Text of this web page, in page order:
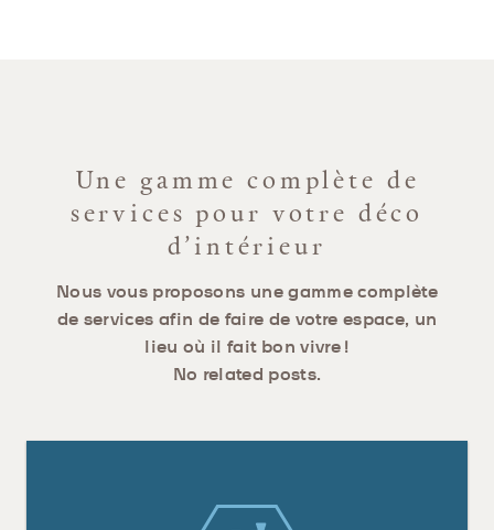
Une gamme complète de
services pour votre déco
d’intérieur
Nous vous proposons une gamme complète
de services afin de faire de votre espace, un
lieu où il fait bon vivre !
No related posts.